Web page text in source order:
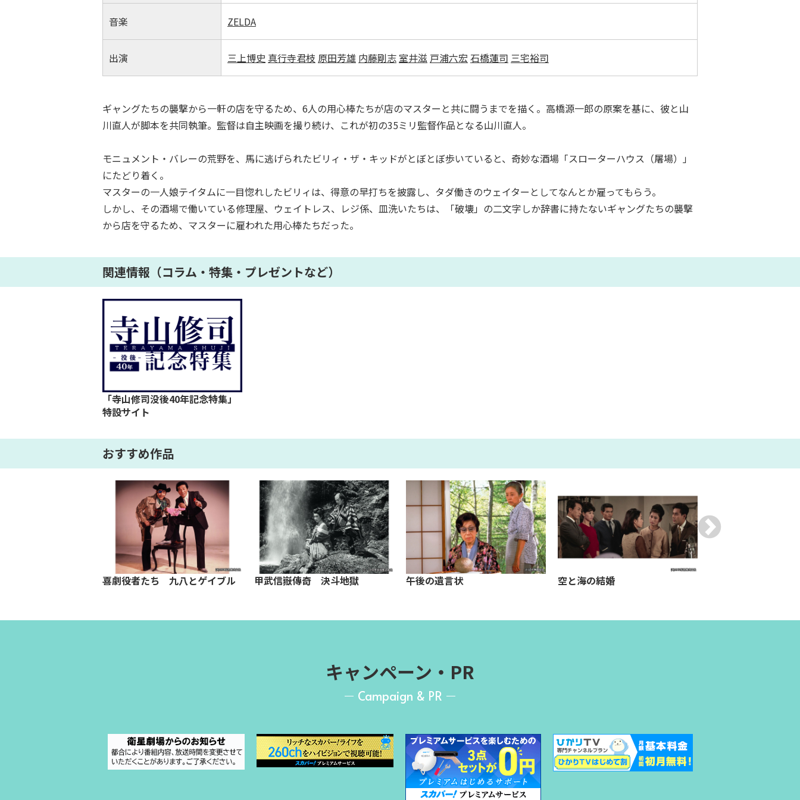
音楽 ZELDA
出演 三上博史 真行寺君枝 原田芳雄 内藤剛志室井滋 戸浦六宏 石橋蓮司 三宅裕司
ギャングたちの襲撃から一軒の店を守るため、6人の用心棒たちが店のマスターと共に闘うまでを描く。高橋源一郎の原案を基に、彼と山
川直人が脚本を共同執筆。監督は自主映画を撮り続け、これが初の35ミリ監督作品となる山川直人。
モニュメント・バレーの荒野を、馬に逃げられたビリィ・ザ・キッドがとぼとぼ歩いていると、奇妙な酒場「スローターハウス（屠場）」
にたどり着く。
マスターの一人娘テイタムに一目惚れしたビリィは、得意の早打ちを披露し、タダ働きのウェイターとしてなんとか雇ってもらう。
しかし、その酒場で働いている修理屋、ウェイトレス、レジ係、皿洗いたちは、「破壊」の二文字しか辞書に持たないギャングたちの襲撃
から店を守るため、マスターに雇われた用心棒たちだった。
関連情報（コラム・特集・プレゼントなど）
「寺山修司没後40年記念特集」
特設サイト
おすすめ作品
喜劇役者たち 九八とゲイブル 甲武信嶽傳奇 決斗地獄 午後の遺言状 空と海の結婚
キャンペーン・PR
Campaign & PR